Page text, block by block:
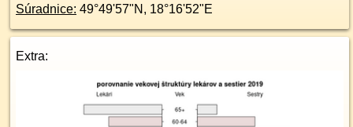
Súradnice: 49°49'57"N , 18°16'52"E
Extra: